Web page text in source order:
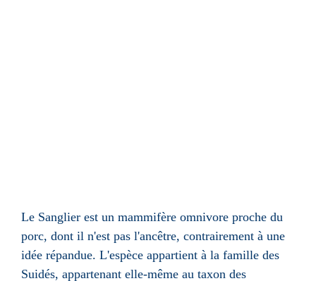
Le Sanglier est un mammifère omnivore proche du
porc, dont il n'est pas l'ancêtre, contrairement à une
idée répandue. L'espèce appartient à la famille des
Suidés, appartenant elle-même au taxon des